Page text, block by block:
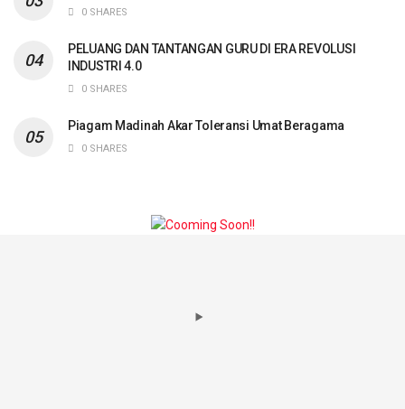
0 SHARES
PELUANG DAN TANTANGAN GURU DI ERA REVOLUSI
INDUSTRI 4.0
0 SHARES
Piagam Madinah Akar Toleransi Umat Beragama
0 SHARES